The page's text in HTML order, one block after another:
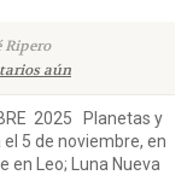
Ripero
aún
2025 Planetas y
5 de noviembre, en
en Leo; Luna Nueva